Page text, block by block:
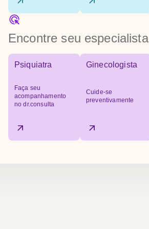
Encontre seu especialista
Psiquiatra
Faça seu
acompanhamento
no dr.consulta
Ginecologista
Cuide-se
preventivamente